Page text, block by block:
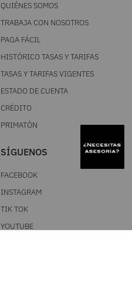
QUIÉNES SOMOS
TRABAJA CON NOSOTROS
PAGA FÁCIL
HISTÓRICO TASAS Y TARIFAS
TASAS Y TARIFAS VIGENTES
ESTADO DE CUENTA
CRÉDITO
PRIMATÓN
SÍGUENOS
FACEBOOK
INSTAGRAM
TIK TOK
YOUTUBE